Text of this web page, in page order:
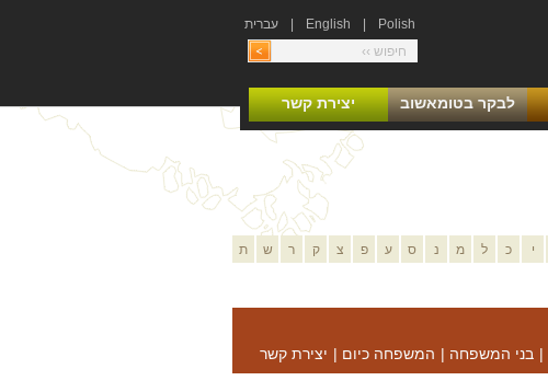
Polish
English עברית
לבקר בטומאשוב יצירת קשר
י כ ל מ נ ס ע פ צ ק ר ש ת
| בני המשפחה | המשפחה כיום | יצירת קשר